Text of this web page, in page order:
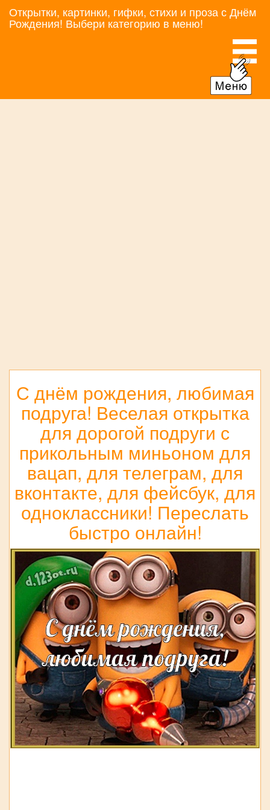
Открытки, картинки, гифки, стихи и проза с Днём
Рождения! Выбери категорию в меню!
С днём рождения, любимая
подруга! Веселая открытка
для дорогой подруги с
прикольным миньоном для
вацап, для телеграм, для
вконтакте, для фейсбук, для
одноклассники! Переслать
быстро онлайн!